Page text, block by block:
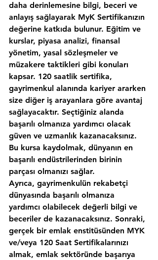
daha derinlemesine bilgi, beceri ve
anlayış sağlayarak MyK Sertifikanızın
değerine katkıda bulunur. Eğitim ve
kurslar, piyasa analizi, finansal
yönetim, yasal sözleşmeler ve
müzakere taktikleri gibi konuları
kapsar. 120 saatlik sertifika,
gayrimenkul alanında kariyer ararken
size diğer iş arayanlara göre avantaj
sağlayacaktır. Seçtiğiniz alanda
başarılı olmanıza yardımcı olacak
güven ve uzmanlık kazanacaksınız.
Bu kursa kaydolmak, dünyanın en
başarılı endüstrilerinden birinin
parçası olmanızı sağlar.
Ayrıca, gayrimenkulün rekabetçi
dünyasında başarılı olmanıza
yardımcı olabilecek değerli bilgi ve
beceriler de kazanacaksınız. Sonraki,
gerçek bir emlak enstitüsünden MYK
ve/veya 120 Saat Sertifikalarınızı
almak, emlak sektöründe başarıya